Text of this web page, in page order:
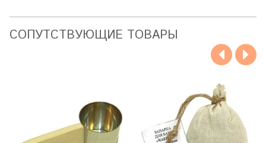
CОПУТСТВУЮЩИЕ ТОВАРЫ